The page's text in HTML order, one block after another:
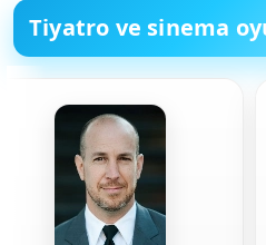
Tiyatro ve sinema